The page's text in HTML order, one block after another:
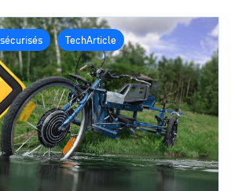
TechArticle